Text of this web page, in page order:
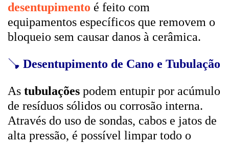
desentupimento é feito com
equipamentos específicos que removem o
bloqueio sem causar danos à cerâmica.
🪠 Desentupimento de Cano e Tubulação
As tubulações podem entupir por acúmulo
de resíduos sólidos ou corrosão interna.
Através do uso de sondas, cabos e jatos de
alta pressão, é possível limpar todo o